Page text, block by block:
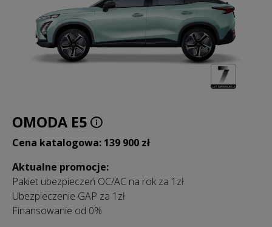
OMODA E5
Cena katalogowa: 139 900 zł
Aktualne promocje:
Pakiet ubezpieczeń OC/AC na rok za 1zł
Ubezpieczenie GAP za 1zł
Finansowanie od 0%